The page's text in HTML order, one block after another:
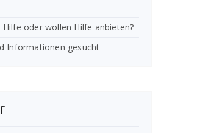
Hilfe oder wollen Hilfe anbieten?
Informationen gesucht